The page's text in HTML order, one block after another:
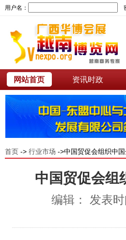
用户名：
网站首页 资讯时政
首页 -> 行业市场 ->中国贸促会组织中
中国贸促会组
编辑： 发表